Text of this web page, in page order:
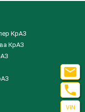
КрАЗ
КрАЗ


VIN